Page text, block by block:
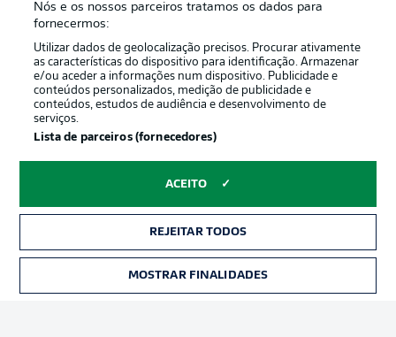
Termos de uso Emissoras
Trabalhe conosco Marca
Nós e os nossos parceiros tratamos os dados para
fornecermos:
Utilizar dados de geolocalização precisos. Procurar ativamente
as características do dispositivo para identificação. Armazenar
e/ou aceder a informações num dispositivo. Publicidade e
conteúdos personalizados, medição de publicidade e
conteúdos, estudos de audiência e desenvolvimento de
serviços.
Lista de parceiros (fornecedores)
ACEITO
REJEITAR TODOS
MOSTRAR FINALIDADES